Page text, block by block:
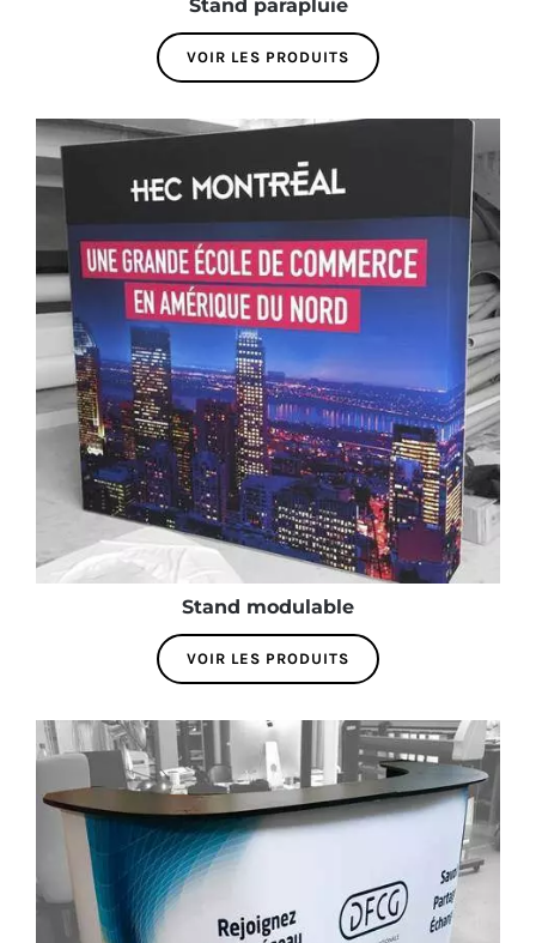
Stand parapluie
VOIR LES PRODUITS
Stand modulable
VOIR LES PRODUITS